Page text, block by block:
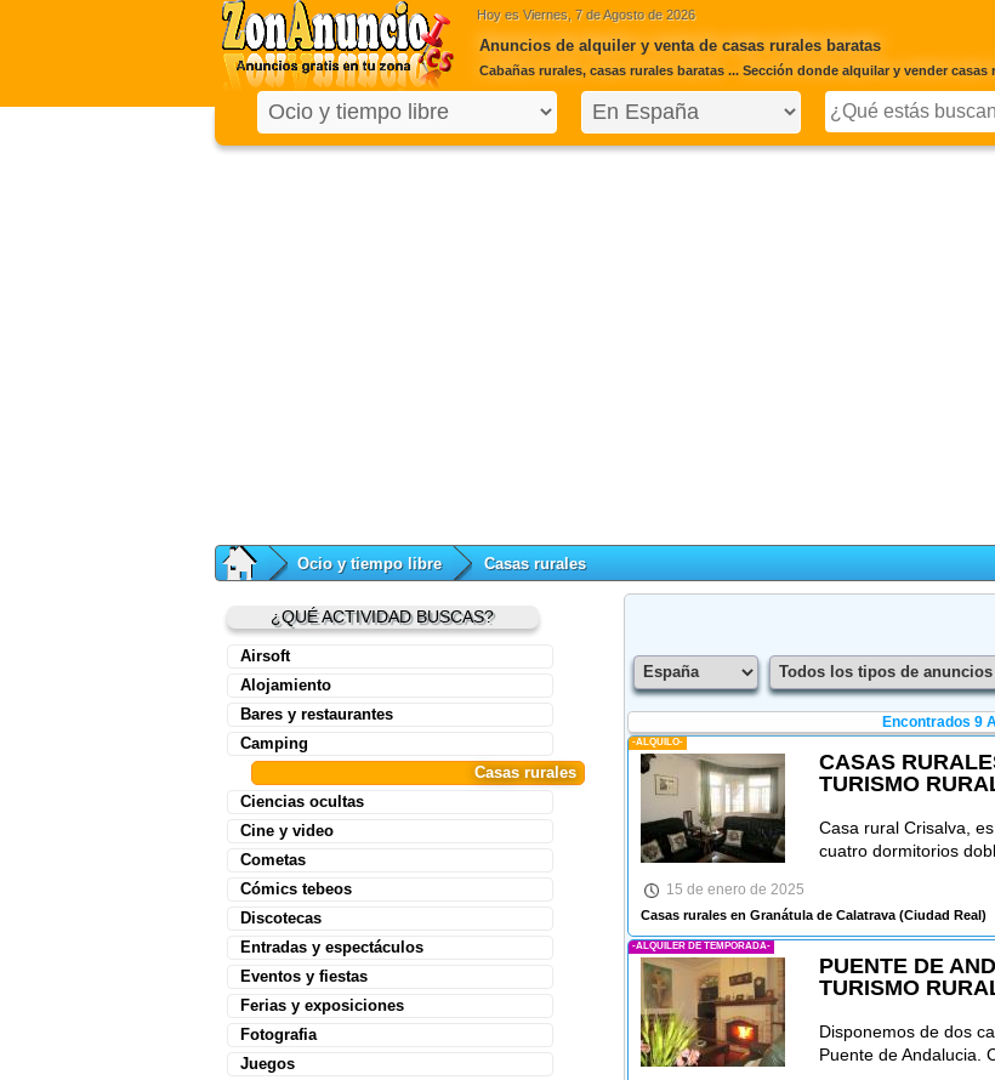
Hoy es Viernes, 7 de Agosto de 2026
Anuncios de alquiler y venta de casas rurales baratas
Cabañas rurales, casas rurales baratas ... Sección donde alquilar y vender casas
Ocio y tiempo libre Casas rurales
¿QUÉ ACTIVIDAD BUSCAS?
Airsoft
Alojamiento
Bares y restaurantes
Camping
Casas rurales
Ciencias ocultas
Cine y video
Cometas
Cómics tebeos
Discotecas
Entradas y espectáculos
Eventos y fiestas
Ferias y exposiciones
Fotografia
Juegos
Encontrados 9
-ALQUILO-
CASAS
TURISMO
Casa rural Crisalva,
cuatro dormitorios
15 de enero de 2025
Casas rurales en Granátula de Calatrava(Ciudad Real)
-ALQUILER DE TEMPORADA-
PUENTE DE
TURISMO
Disponemos de dos
Puente de Andalucia.